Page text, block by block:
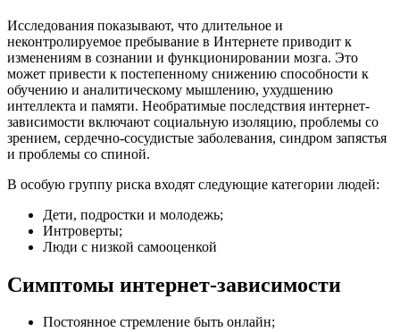
Исследования показывают, что длительное и
неконтролируемое пребывание в Интернете приводит к
изменениям в сознании и функционировании мозга. Это
может привести к постепенному снижению способности к
обучению и аналитическому мышлению, ухудшению
интеллекта и памяти. Необратимые последствия интернет-
зависимости включают социальную изоляцию, проблемы со
зрением, сердечно-сосудистые заболевания, синдром запястья
и проблемы со спиной.
В особую группу риска входят следующие категории людей:
Дети, подростки и молодежь;
Интроверты;
Люди с низкой самооценкой
Симптомы интернет-зависимости
Постоянное стремление быть онлайн;